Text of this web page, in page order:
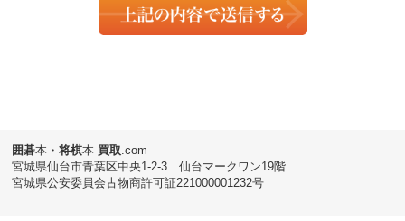
囲碁本・将棋本 買取 .com
宮城県仙台市青葉区中央1-2-3 仙台マークワン19階
宮城県公安委員会古物商許可証221000001232号